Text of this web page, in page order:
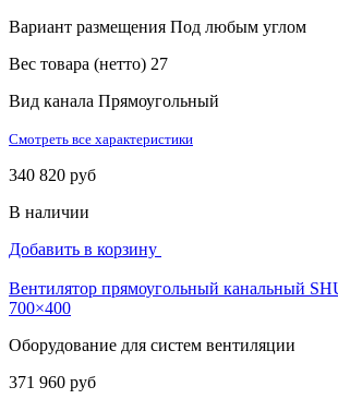
Вариант размещения Под любым углом
Вес товара (нетто) 27
Вид канала Прямоугольный
Смотреть все характеристики
340 820 руб
В наличии
Добавить в корзину
Вентилятор прямоугольный канальный
700×400
Оборудование для систем вентиляции
371 960 руб